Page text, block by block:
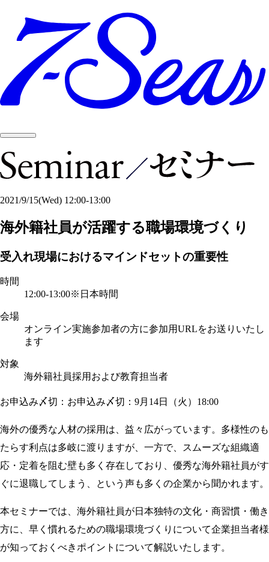
2021/9/15(Wed) 12:00-13:00
海外籍社員が活躍する職場環境づくり
受入れ現場におけるマインドセットの重要性
時間
12:00-13:00※日本時間
会場
オンライン実施参加者の方に参加用URLをお送りいたし
ます
対象
海外籍社員採用および教育担当者
お申込み〆切：お申込み〆切：9月14日（火）18:00
海外の優秀な人材の採用は、益々広がっています。多様性のも
たらす利点は多岐に渡りますが、一方で、スムーズな組織適
応・定着を阻む壁も多く存在しており、優秀な海外籍社員がす
ぐに退職してしまう、という声も多くの企業から聞かれます。
本セミナーでは、海外籍社員が日本独特の文化・商習慣・働き
方に、早く慣れるための職場環境づくりについて企業担当者様
が知っておくべきポイントについて解説いたします。